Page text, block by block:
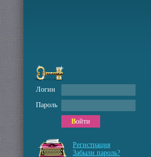
Логин
Пароль
Войти
Регистрация
Забыли пароль?